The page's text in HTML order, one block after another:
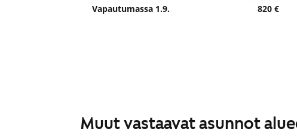
Vapautumassa 1.9.
820 €
Muut vastaavat asunnot